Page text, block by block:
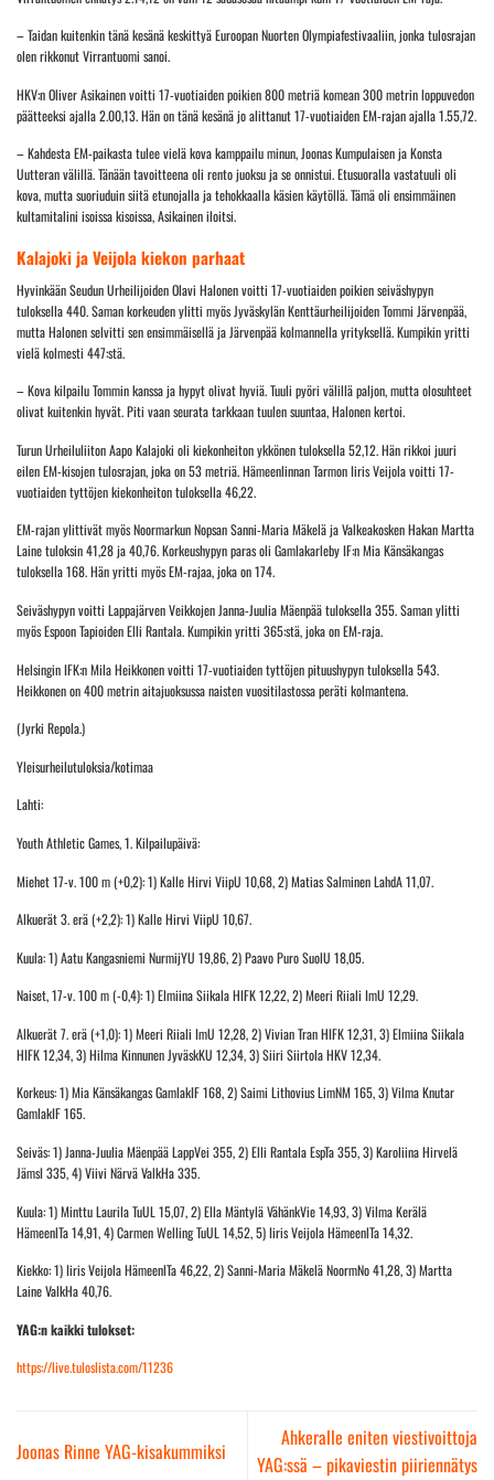
– Taidan kuitenkin tänä kesänä keskittyä Euroopan Nuorten Olympiafestivaaliin, jonka tulosrajan
olen rikkonut Virrantuomi sanoi.
HKV:n Oliver Asikainen voitti 17-vuotiaiden poikien 800 metriä komean 300 metrin loppuvedon
päätteeksi ajalla 2.00,13. Hän on tänä kesänä jo alittanut 17-vuotiaiden EM-rajan ajalla 1.55,72.
– Kahdesta EM-paikasta tulee vielä kova kamppailu minun, Joonas Kumpulaisen ja Konsta
Uutteran välillä. Tänään tavoitteena oli rento juoksu ja se onnistui. Etusuoralla vastatuuli oli
kova, mutta suoriuduin siitä etunojalla ja tehokkaalla käsien käytöllä. Tämä oli ensimmäinen
kultamitalini isoissa kisoissa, Asikainen iloitsi.
Kalajoki ja Veijola kiekon parhaat
Hyvinkään Seudun Urheilijoiden Olavi Halonen voitti 17-vuotiaiden poikien seiväshypyn
tuloksella 440. Saman korkeuden ylitti myös Jyväskylän Kenttäurheilijoiden Tommi Järvenpää,
mutta Halonen selvitti sen ensimmäisellä ja Järvenpää kolmannella yrityksellä. Kumpikin yritti
vielä kolmesti 447:stä.
– Kova kilpailu Tommin kanssa ja hypyt olivat hyviä. Tuuli pyöri välillä paljon, mutta olosuhteet
olivat kuitenkin hyvät. Piti vaan seurata tarkkaan tuulen suuntaa, Halonen kertoi.
Turun Urheiluliiton Aapo Kalajoki oli kiekonheiton ykkönen tuloksella 52,12. Hän rikkoi juuri
eilen EM-kisojen tulosrajan, joka on 53 metriä. Hämeenlinnan Tarmon Iiris Veijola voitti 17-
vuotiaiden tyttöjen kiekonheiton tuloksella 46,22.
EM-rajan ylittivät myös Noormarkun Nopsan Sanni-Maria Mäkelä ja Valkeakosken Hakan Martta
Laine tuloksin 41,28 ja 40,76. Korkeushypyn paras oli Gamlakarleby IF:n Mia Känsäkangas
tuloksella 168. Hän yritti myös EM-rajaa, joka on 174.
Seiväshypyn voitti Lappajärven Veikkojen Janna-Juulia Mäenpää tuloksella 355. Saman ylitti
myös Espoon Tapioiden Elli Rantala. Kumpikin yritti 365:stä, joka on EM-raja.
Helsingin IFK:n Mila Heikkonen voitti 17-vuotiaiden tyttöjen pituushypyn tuloksella 543.
Heikkonen on 400 metrin aitajuoksussa naisten vuositilastossa peräti kolmantena.
(Jyrki Repola.)
Yleisurheilutuloksia/kotimaa
Lahti:
Youth Athletic Games, 1. Kilpailupäivä:
Miehet 17-v. 100 m (+0,2): 1) Kalle Hirvi ViipU 10,68, 2) Matias Salminen LahdA 11,07.
Alkuerät 3. erä (+2,2): 1) Kalle Hirvi ViipU 10,67.
Kuula: 1) Aatu Kangasniemi NurmijYU 19,86, 2) Paavo Puro SuolU 18,05.
Naiset, 17-v. 100 m (-0,4): 1) Elmiina Siikala HIFK 12,22, 2) Meeri Riiali ImU 12,29.
Alkuerät 7. erä (+1,0): 1) Meeri Riiali ImU 12,28, 2) Vivian Tran HIFK 12,31, 3) Elmiina Siikala
HIFK 12,34, 3) Hilma Kinnunen JyväskKU 12,34, 3) Siiri Siirtola HKV 12,34.
Korkeus: 1) Mia Känsäkangas GamlakIF 168, 2) Saimi Lithovius LimNM 165, 3) Vilma Knutar
GamlakIF 165.
Seiväs: 1) Janna-Juulia Mäenpää LappVei 355, 2) Elli Rantala EspTa 355, 3) Karoliina Hirvelä
JämsI 335, 4) Viivi Närvä ValkHa 335.
Kuula: 1) Minttu Laurila TuUL 15,07, 2) Ella Mäntylä VähänkVie 14,93, 3) Vilma Kerälä
HämeenlTa 14,91, 4) Carmen Welling TuUL 14,52, 5) Iiris Veijola HämeenlTa 14,32.
Kiekko: 1) Iiris Veijola HämeenlTa 46,22, 2) Sanni-Maria Mäkelä NoormNo 41,28, 3) Martta
Laine ValkHa 40,76.
YAG:n kaikki tulokset:
https://live.tuloslista.com/11236
Joonas Rinne YAG-kisakummiksi
Ahkeralle eniten viestivoittoja
YAG:ssä – pikaviestin piiriennätys